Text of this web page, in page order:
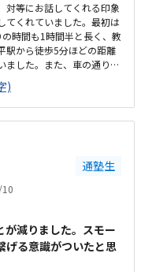
対等にお話してくれる印象
てくれていました。最初は
時間も1時間半と長く、教
駅から徒歩5分ほどの距離
ました。また、車の通りが
麗で、リラックスしてで
に気軽に分からないこと
ン時間に対して、とても良
の予算で探していたので、
年の経験がある先生で安
そうに授業を受けていた
ここに通いたい！ここじ
で、個人のペースで進め
)
通塾生
が減りました。スモー
げる意識がついたと思